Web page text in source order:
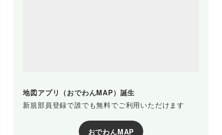
地図アプリ（おでわんMAP）誕生
新規部員登録で誰でも無料でご利用いただけます
おでわんMAP